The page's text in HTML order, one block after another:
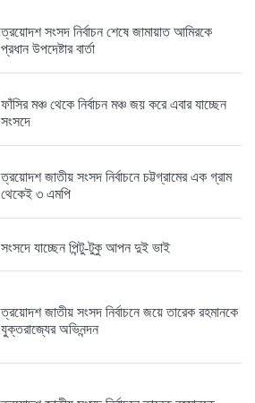
ত্রয়োদশ জাতীয় সংসদ নির্বাচনে জয়ে...
6 months আগে
ত্রয়োদশ জাতীয় সংসদ নির্বাচনে তারেক...
6 months আগে
ত্রয়োদশ জাতীয় সংসদ নির্বাচনের বিজয়ে...
6 months আগে
ত্রয়োদশ জাতীয় সংসদ নির্বাচনে বিজয়...
6 months আগে
ত্রয়োদশ সংসদ নির্বাচন শেষে জামায়াত আমিরকে
প্রধান উপদেষ্টার বার্তা
ফাঁসির মঞ্চ থেকে নির্বাচন মঞ্চ জয় করে এবার যাচ্ছেন
সংসদে
ত্রয়োদশ জাতীয় সংসদ নির্বাচনে চট্টগ্রামের এক গ্রাম
থেকেই ৩ এমপি
সংসদে যাচ্ছেন পিন্টু-টুকু আপন দুই ভাই
ত্রয়োদশ জাতীয় সংসদ নির্বাচনে জয়ে তারেক রহমানকে
যুক্তরাজ্যের অভিনন্দন